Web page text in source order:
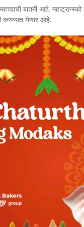
बातमी आहे.
करण्यात येणार आहे.